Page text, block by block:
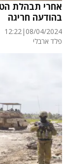
אחרי תבהלת
בהודעה חריגה
08/04/2024
|
12:22
פלד ארבלי